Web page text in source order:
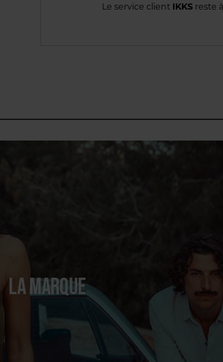
Le service client IKKS reste
LA MARQUE